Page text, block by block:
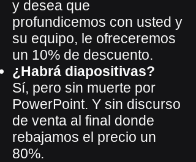
y desea que
profundicemos con usted y
su equipo, le ofreceremos
un 10% de descuento.
¿Habrá diapositivas?
Sí, pero sin muerte por
PowerPoint. Y sin discurso
de venta al final donde
rebajamos el precio un
80%.